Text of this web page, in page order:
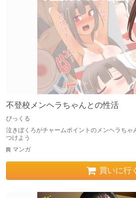
不登校メンヘラちゃんとの性活
びっくる
泣きぼくろがチャームポイントのメンヘラちゃ
つけよう
マンガ
買いに行く